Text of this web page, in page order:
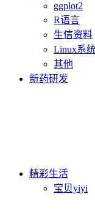
ggplot2
R语言
生信资料
Linux系
其他
新药研发
精彩生活
宝贝yiyi